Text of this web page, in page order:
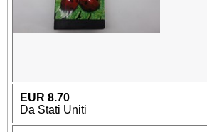
EUR 8.70
Da Stati Uniti